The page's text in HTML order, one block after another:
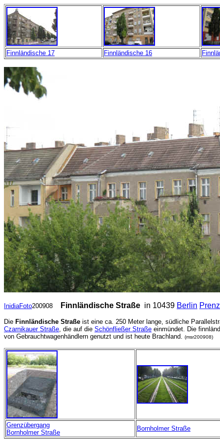
Finnländische 17 Finnländische 16
InidiaFoto200908 Finnländische Straße in 10439 Berlin
Die Finnländische Straße ist eine ca. 250 Meter lange, südliche
Czarnikauer Straße, die auf die Schönfließer Straße einmündet. Die
von Gebrauchtwagenhändlern genutzt und ist heute Brachland. (msr200908)
Grenzübergang
Bornholmer Straße
Bornholmer Straße